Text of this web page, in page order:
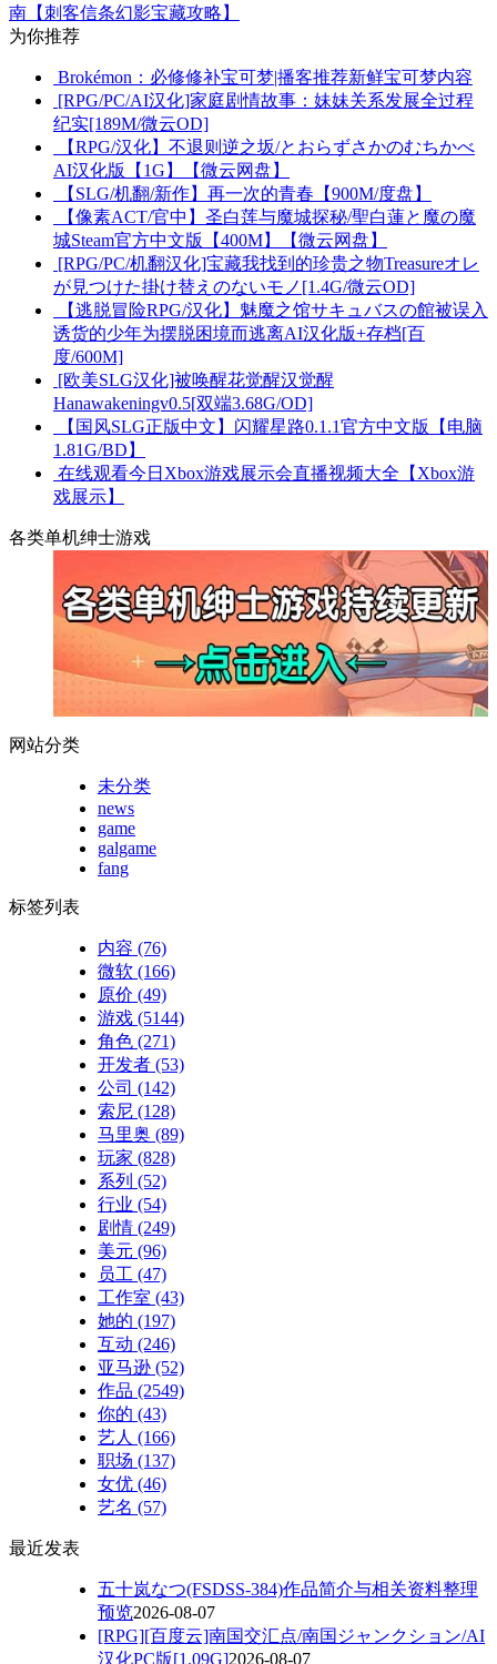
南【刺客信条幻影宝藏攻略】
为你推荐
Brokémon：必修修补宝可梦|播客推荐新鲜宝可梦内容
[RPG/PC/AI汉化]家庭剧情故事：妹妹关系发展全过程
纪实[189M/微云OD]
【RPG/汉化】不退则逆之坂/とおらずさかのむちかべ
AI汉化版【1G】【微云网盘】
【SLG/机翻/新作】再一次的青春【900M/度盘】
【像素ACT/官中】圣白莲与魔城探秘/聖白蓮と魔の魔
城Steam官方中文版【400M】【微云网盘】
[RPG/PC/机翻汉化]宝藏我找到的珍贵之物Treasureオレ
が見つけた掛け替えのないモノ[1.4G/微云OD]
【逃脱冒险RPG/汉化】魅魔之馆サキュバスの館被误入
诱货的少年为摆脱困境而逃离AI汉化版+存档[百
度/600M]
[欧美SLG汉化]被唤醒花觉醒汉觉醒
Hanawakeningv0.5[双端3.68G/OD]
【国风SLG正版中文】闪耀星路0.1.1官方中文版【电脑
1.81G/BD】
在线观看今日Xbox游戏展示会直播视频大全【Xbox游
戏展示】
各类单机绅士游戏
网站分类
未分类
news
game
galgame
fang
标签列表
内容 (76)
微软 (166)
原价 (49)
游戏 (5144)
角色 (271)
开发者 (53)
公司 (142)
索尼 (128)
马里奥 (89)
玩家 (828)
系列 (52)
行业 (54)
剧情 (249)
美元 (96)
员工 (47)
工作室 (43)
她的 (197)
互动 (246)
亚马逊 (52)
作品 (2549)
你的 (43)
艺人 (166)
职场 (137)
女优 (46)
艺名 (57)
最近发表
五十岚なつ(FSDSS-384)作品简介与相关资料整理
预览2026-08-07
[RPG][百度云]南国交汇点/南国ジャンクション/AI
汉化PC版[1.09G]2026-08-07